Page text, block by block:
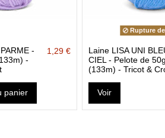
-
-
1,29 €
panier
Rupture
Laine LISA UNI
CIEL - Pelote de 50g
(133m) - Tricot &
Voir